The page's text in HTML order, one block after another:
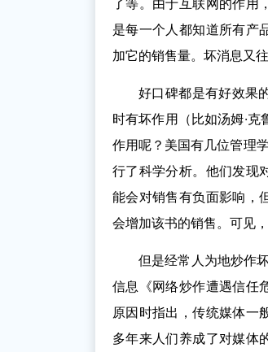
了等。由于互联网的作用
是每一个人都知道所有产
加它的销售量。坏消息又
好口碑都是有好效果
时有坏作用（比如汤姆·
作用呢？美国有几位管理
行了科学分析。他们发现
能会对销售有负面影响，
会增加该书的销售。可见
但是经常人为地炒作
信息《网络炒作遭遇信任
原因时指出，传统媒体一
多年来人们养成了对媒体